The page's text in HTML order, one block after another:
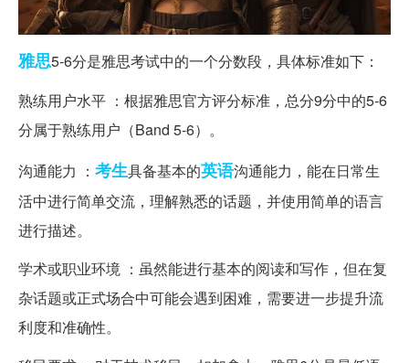
雅思5-6分是雅思考试中的一个分数段，具体标准如下：
熟练用户水平 ：根据雅思官方评分标准，总分9分中的5-6
分属于熟练用户（Band 5-6）。
沟通能力 ： 考生具备基本的英语沟通能力，能在日常生
活中进行简单交流，理解熟悉的话题，并使用简单的语言
进行描述。
学术或职业环境 ：虽然能进行基本的阅读和写作，但在复
杂话题或正式场合中可能会遇到困难，需要进一步提升流
利度和准确性。